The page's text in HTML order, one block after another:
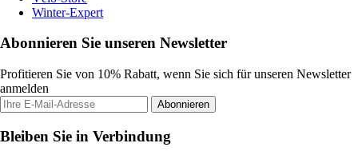
Winter-Expert
Abonnieren Sie unseren Newsletter
Profitieren Sie von 10% Rabatt, wenn Sie sich für unseren Newsletter
anmelden
Abonnieren
Bleiben Sie in Verbindung